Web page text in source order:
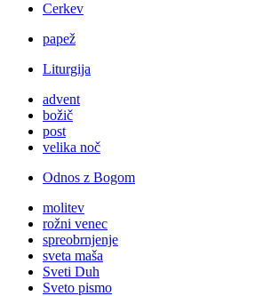
Cerkev
papež
Liturgija
advent
božič
post
velika noč
Odnos z Bogom
molitev
rožni venec
spreobrnjenje
sveta maša
Sveti Duh
Sveto pismo